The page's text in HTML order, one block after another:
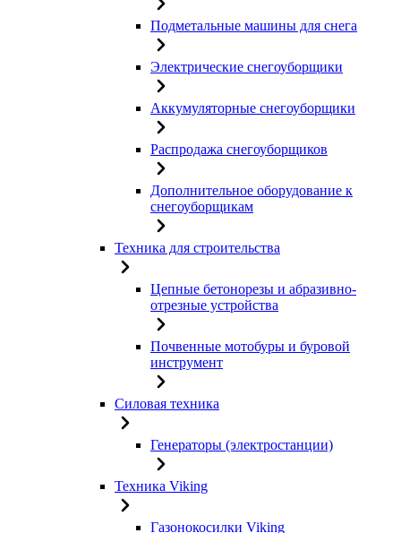
Подметальные машины для снега
Электрические снегоуборщики
Аккумуляторные снегоуборщики
Распродажа снегоуборщиков
Дополнительное оборудование к
снегоуборщикам
Техника для строительства
Цепные бетонорезы и абразивно-
отрезные устройства
Почвенные мотобуры и буровой
инструмент
Силовая техника
Генераторы (электростанции)
Техника Viking
Газонокосилки Viking